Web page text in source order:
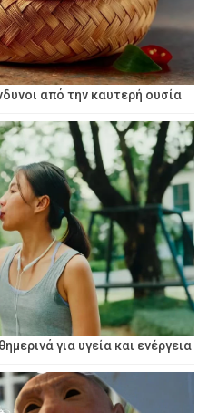
από την καυτερή ουσία
για υγεία και ενέργεια